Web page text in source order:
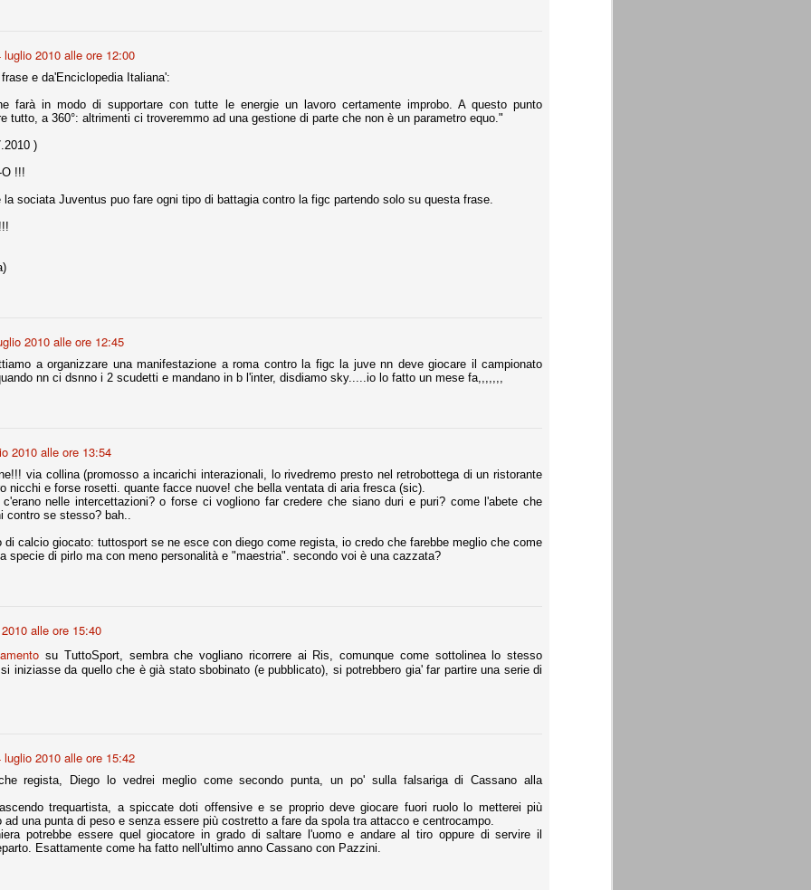
luglio 2010 alle ore 12:00
e da'Enciclopedia Italiana':
farà in modo di supportare con tutte le energie un lavoro certamente improbo. A questo punto
tutto, a 360°: altrimenti ci troveremmo ad una gestione di parte che non è un parametro equo."
)
O !!!
la sociata Juventus puo fare ogni tipo di battagia contro la figc partendo solo su questa frase.
2010 alle ore 12:45
a organizzare una manifestazione a roma contro la figc la juve nn deve giocare il campionato
nn ci dsnno i 2 scudetti e mandano in b l'inter, disdiamo sky.....io lo fatto un mese fa,,,,,,,
2010 alle ore 13:54
via collina (promosso a incarichi interazionali, lo rivedremo presto nel retrobottega di un ristorante
nicchi e forse rosetti. quante facce nuove! che bella ventata di aria fresca (sic).
nelle intercettazioni? o forse ci vogliono far credere che siano duri e puri? come l'abete che
contro se stesso? bah..
di calcio giocato: tuttosport se ne esce con diego come regista, io credo che farebbe meglio che come
specie di pirlo ma con meno personalità e "maestria". secondo voi è una cazzata?
alle ore 15:40
su TuttoSport, sembra che vogliano ricorrere ai Ris, comunque come sottolinea lo stesso
iniziasse da quello che è già stato sbobinato (e pubblicato), si potrebbero gia' far partire una serie di
luglio 2010 alle ore 15:42
regista, Diego lo vedrei meglio come secondo punta, un po' sulla falsariga di Cassano alla
trequartista, a spiccate doti offensive e se proprio deve giocare fuori ruolo lo metterei più
ad una punta di peso e senza essere più costretto a fare da spola tra attacco e centrocampo.
potrebbe essere quel giocatore in grado di saltare l'uomo e andare al tiro oppure di servire il
Esattamente come ha fatto nell'ultimo anno Cassano con Pazzini.
si valuta alla fine, a inizio settembre. Fermo restando che poi
fare meglio di noi tifosi.
uno fra i maggiori talenti del calcio italiano della sua generazione,
bravo nell'anticipo, bravo in marcatura, bravo nello scegliere il tempo
bravo nell'avanzare palla al piede, bravo nei colpi di testa. Bravo.
Juventus era fare mercato e farlo subito, anche al fine di
annunciate di Tevez e Pirlo, svecchiando al contempo una rosa
di Rugani, Dybala e Zaza, il gentleman agreement con il
accordo) dovrà scomparire dal calcio italiano.
gli accordi di compartecipazione ancora in essere.
parecchio. Non sul piano sportivo, ma su quello finanziario. E non
Marotta del quale una parte della tifoseria juventina sembra non
Comproprietà - Capitolo finale
Finita un'altra stagione di trionfi, è tempo ora per la Juve di
definitivamente la pratica delle comproprietà. Per
poi decidere di concedere una proroga fino a giugno 2015.
orgogliosi di un gruppo (società, dirigenti, staff tecnico, squadra)
Una squadra che ha saputo cambiare guida tecnica, staff,
di gioco, interpreti, mentalità in campo... riproponendosi sempre e
15: